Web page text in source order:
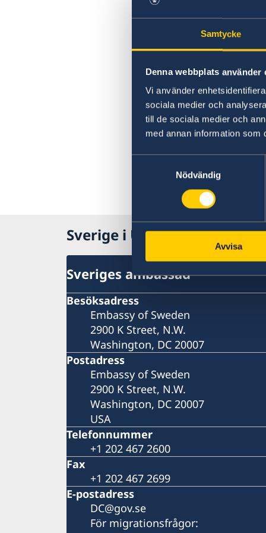
Samtycke
Denna webbplats använder
Vi använder
sociala medier och
till de sociala medier och
med annan information som
Nödvändig
Avvisa
Sverige i USA, Washington
Sveriges ambassad
Besöksadress
Embassy of Sweden
2900 K Street, N.W.
Washington, DC 20007
Postadress
Embassy of Sweden
2900 K Street, N.W.
Washington, DC 20007
USA
Telefonnummer
+1 202 467 2600
Fax
+1 202 467 2699
E-postadress
DC@gov.se
För migrationsfrågor: